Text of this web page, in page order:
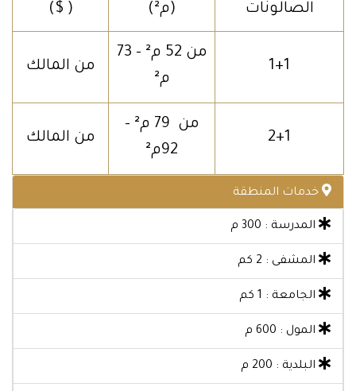
الصالونات
(م²)
( $)
1+1
من 52 م² – 73
م²
من المالك
2+1
من 79 م² –
92م²
من المالك
خدمات المنطقة
المدرسة : 300 م
المشفى : 2 كم
الجامعة : 1 كم
المول : 600 م
البلدية : 200 م